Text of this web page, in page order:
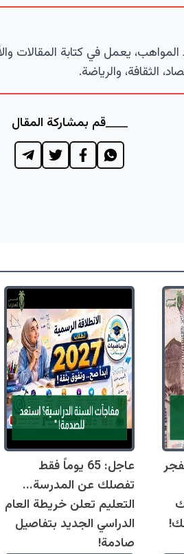
يعمل في كتابة المقالات
الثقافة، والرياضة.
قم بمشاركة المقال
عاجل: 65 يوماً فقط
تفصلك عن المدرسة...
التعليم تعلن خريطة العام
الدراسي الجديد بتفاصيل
صادمة!